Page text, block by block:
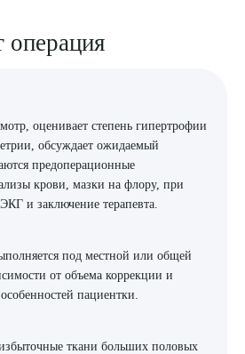
операция
оценивает степень гипертрофии
обсуждает ожидаемый
предоперационные
крови, мазки на флору, при
и заключение терапевта.
под местной или общей
от объема коррекции и
пациентки.
ткани больших половых
услугу